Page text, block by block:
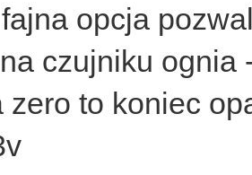
opcja
czujniku ognia
zero to koniec